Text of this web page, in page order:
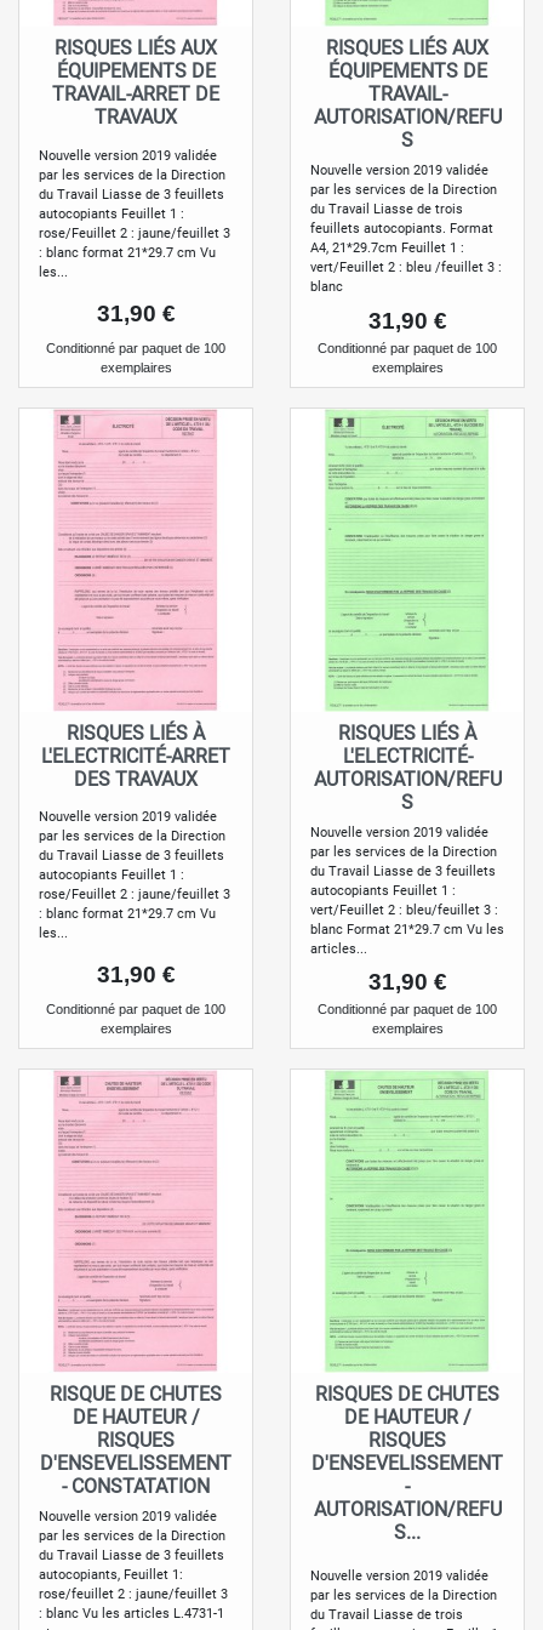
RISQUES LIÉS AUX
ÉQUIPEMENTS DE
TRAVAIL-ARRET DE
TRAVAUX
Nouvelle version 2019 validée
par les services de la Direction
du Travail Liasse de 3 feuillets
autocopiants Feuillet 1 :
rose/Feuillet 2 : jaune/feuillet 3
: blanc format 21*29.7 cm Vu
les...
Prix
31,90 €
conditionné par paquet de 100
exemplaires
RISQUES LIÉS AUX
ÉQUIPEMENTS DE
TRAVAIL-
AUTORISATION/REFU
S
Nouvelle version 2019 validée
par les services de la Direction
du Travail Liasse de trois
feuillets autocopiants. Format
A4, 21*29.7cm Feuillet 1 :
vert/Feuillet 2 : bleu /feuillet 3 :
blanc
Prix
31,90 €
conditionné par paquet de 100
exemplaires
RISQUES LIÉS À
L'ELECTRICITÉ-ARRET
DES TRAVAUX
Nouvelle version 2019 validée
par les services de la Direction
du Travail Liasse de 3 feuillets
autocopiants Feuillet 1 :
rose/Feuillet 2 : jaune/feuillet 3
: blanc format 21*29.7 cm Vu
les...
Prix
31,90 €
conditionné par paquet de 100
exemplaires
RISQUES LIÉS À
L'ELECTRICITÉ-
AUTORISATION/REFU
S
Nouvelle version 2019 validée
par les services de la Direction
du Travail Liasse de 3 feuillets
autocopiants Feuillet 1 :
vert/Feuillet 2 : bleu/feuillet 3 :
blanc Format 21*29.7 cm Vu les
articles...
Prix
31,90 €
conditionné par paquet de 100
exemplaires
RISQUE DE CHUTES
DE HAUTEUR /
RISQUES
D'ENSEVELISSEMENT
- CONSTATATION
Nouvelle version 2019 validée
par les services de la Direction
du Travail Liasse de 3 feuillets
autocopiants, Feuillet 1:
rose/feuillet 2 : jaune/feuillet 3
: blanc Vu les articles L.4731-1
RISQUES DE CHUTES
DE HAUTEUR /
RISQUES
D'ENSEVELISSEMENT
-
AUTORISATION/REFU
S...
Nouvelle version 2019 validée
par les services de la Direction
du Travail Liasse de trois